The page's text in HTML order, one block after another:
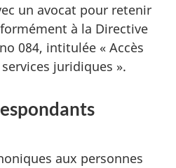
un avocat pour retenir
à la Directive
084, intitulée « Accès
juridiques ».
aux personnes